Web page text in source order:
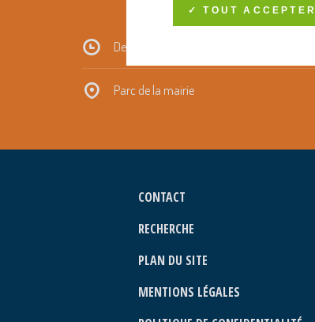
De 19h30 à 21h00
Parc de la mairie
CONTACT
RECHERCHE
PLAN DU SITE
MENTIONS LÉGALES
✓ TOUT ACCEPTER